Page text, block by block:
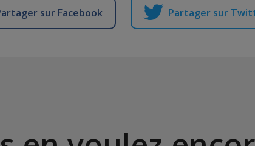
sur Facebook Partager sur